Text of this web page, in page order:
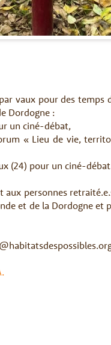
vaux pour des temps
Dordogne :
un ciné-débat,
« Lieu de vie,
(24) pour un ciné-
aux personnes
et de la Dordogne et